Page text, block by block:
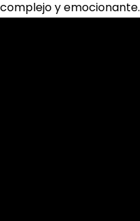
complejo y emocionante.